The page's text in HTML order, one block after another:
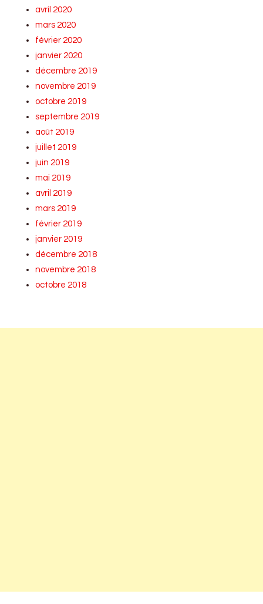
avril 2020
mars 2020
février 2020
janvier 2020
décembre 2019
novembre 2019
octobre 2019
septembre 2019
août 2019
juillet 2019
juin 2019
mai 2019
avril 2019
mars 2019
février 2019
janvier 2019
décembre 2018
novembre 2018
octobre 2018